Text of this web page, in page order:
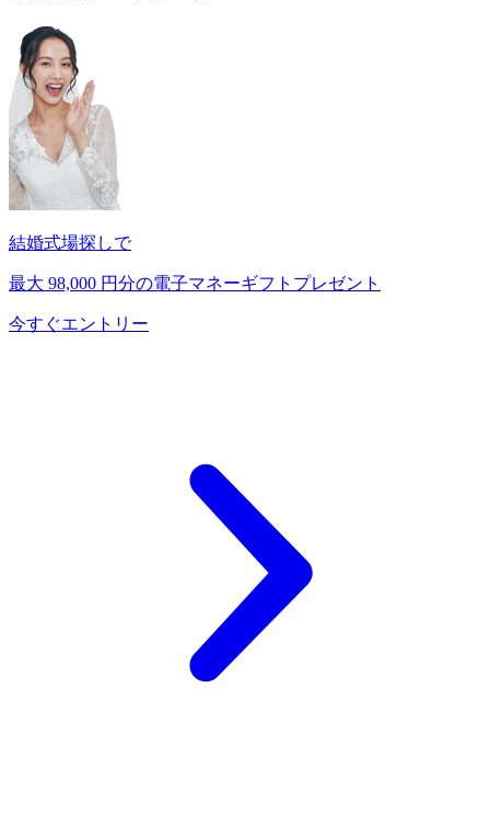
結婚式場探しで
最大 98,000 円分の電子マネーギフトプレゼント
今すぐエントリー